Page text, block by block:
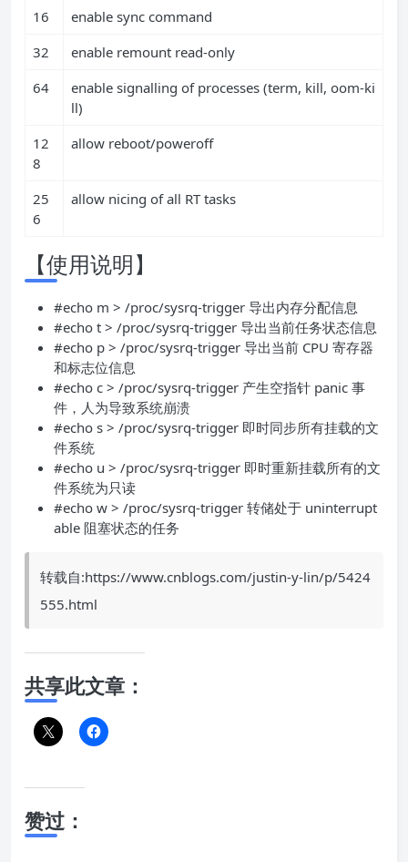
16
enable sync command
32
enable remount read-only
64
enable signalling of processes (term, kill, oom-ki
ll)
12
8
allow reboot/poweroff
25
6
allow nicing of all RT tasks
【使用说明】
#echo m > /proc/sysrq-trigger 导出内存分配信息
#echo t > /proc/sysrq-trigger 导出当前任务状态信息
#echo p > /proc/sysrq-trigger 导出当前 CPU 寄存器
和标志位信息
#echo c > /proc/sysrq-trigger 产生空指针 panic 事
件，人为导致系统崩溃
#echo s > /proc/sysrq-trigger 即时同步所有挂载的文
件系统
#echo u > /proc/sysrq-trigger 即时重新挂载所有的文
件系统为只读
#echo w > /proc/sysrq-trigger 转储处于 uninterrupt
able 阻塞状态的任务
转载自:https://www.cnblogs.com/justin-y-lin/p/5424
555.html
共享此文章：
赞过：